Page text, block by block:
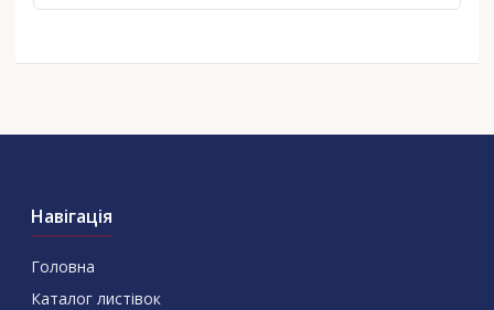
Навігація
Головна
Каталог листівок